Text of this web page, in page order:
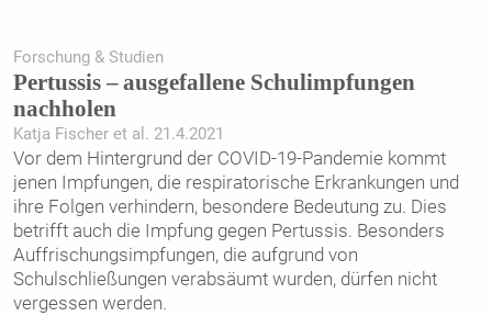
Forschung & Studien
Pertussis – ausgefallene Schulimpfungen
nachholen
Katja Fischer et al. 21.4.2021
Vor dem Hintergrund der COVID-19-Pandemie kommt
jenen Impfungen, die respiratorische Erkrankungen und
ihre Folgen verhindern, besondere Bedeutung zu. Dies
betrifft auch die Impfung gegen Pertussis. Besonders
Auffrischungsimpfungen, die aufgrund von
Schulschließungen verabsäumt wurden, dürfen nicht
vergessen werden.